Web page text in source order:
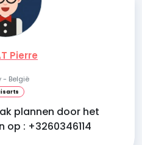
Pierre
- België
plannen door het
: +3260346114